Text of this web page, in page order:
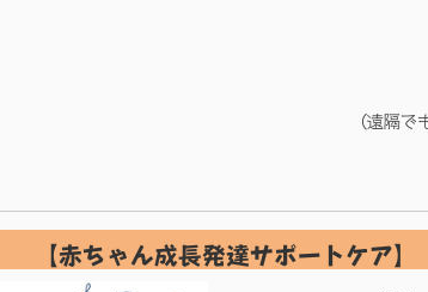
（遠隔で
【赤ちゃん成長発達サポートケア】